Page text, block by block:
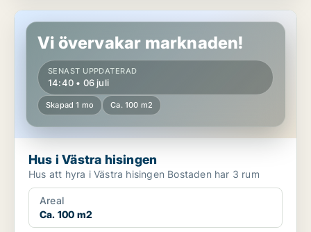
Hus i Västra hisingen
Vi övervakar marknaden!
SENAST UPPDATERAD
14:40 • 06 juli
Skapad 1 mo Ca. 100 m2
Hus i Västra hisingen
Hus att hyra i Västra hisingen Bostaden har 3 rum
Areal
Ca. 100 m2